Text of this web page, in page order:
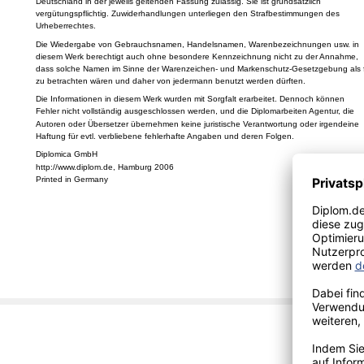
vergütungspflichtig. Zuwiderhandlungen unterliegen den Strafbestimmungen des
Urheberrechtes.
Die Wiedergabe von Gebrauchsnamen, Handelsnamen, Warenbezeichnungen usw. in
diesem Werk berechtigt auch ohne besondere Kennzeichnung nicht zu der Annahme,
dass solche Namen im Sinne der Warenzeichen- und Markenschutz-Gesetzgebung als
zu betrachten wären und daher von jedermann benutzt werden dürften.
Die Informationen in diesem Werk wurden mit Sorgfalt erarbeitet. Dennoch können
Fehler nicht vollständig ausgeschlossen werden, und die Diplomarbeiten Agentur, die
Autoren oder Übersetzer übernehmen keine juristische Verantwortung oder irgendeine
Haftung für evtl. verbliebene fehlerhafte Angaben und deren Folgen.
Diplomica GmbH
http://www.diplom.de, Hamburg 2006
Printed in Germany